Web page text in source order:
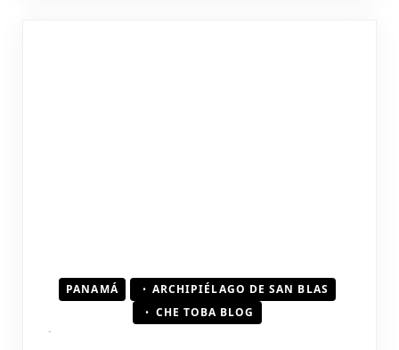
PANAMÁ
ARCHIPIÉLAGO DE SAN BLAS
CHE TOBA BLOG